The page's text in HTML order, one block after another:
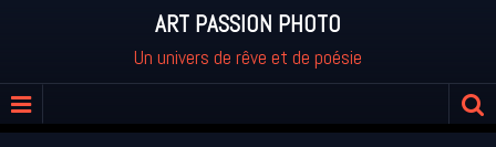
ART PASSION PHOTO
Un univers de rêve et de poésie